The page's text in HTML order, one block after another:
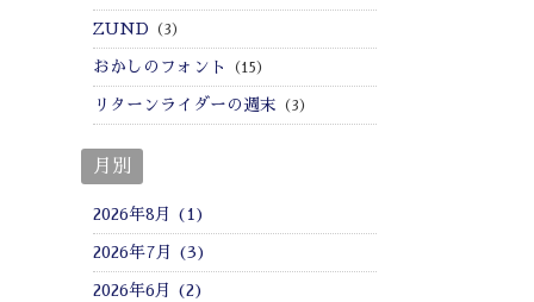
ZUND （3）
おかしのフォント （15）
リターンライダーの週末 （3）
月別
2026年8月 (1)
2026年7月 (3)
2026年6月 (2)